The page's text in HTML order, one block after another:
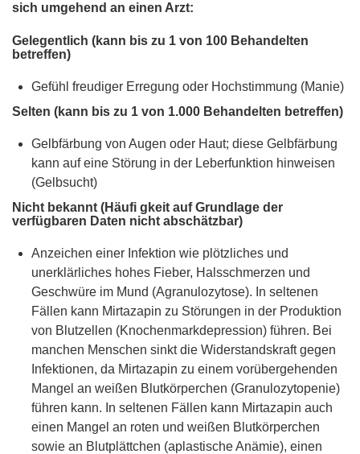
sich umgehend an einen Arzt:
Gelegentlich (kann bis zu 1 von 100 Behandelten
betreffen)
Gefühl freudiger Erregung oder Hochstimmung (Manie)
Selten (kann bis zu 1 von 1.000 Behandelten betreffen)
Gelbfärbung von Augen oder Haut; diese Gelbfärbung
kann auf eine Störung in der Leberfunktion hinweisen
(Gelbsucht)
Nicht bekannt (Häufi gkeit auf Grundlage der
verfügbaren Daten nicht abschätzbar)
Anzeichen einer Infektion wie plötzliches und
unerklärliches hohes Fieber, Halsschmerzen und
Geschwüre im Mund (Agranulozytose). In seltenen
Fällen kann Mirtazapin zu Störungen in der Produktion
von Blutzellen (Knochenmarkdepression) führen. Bei
manchen Menschen sinkt die Widerstandskraft gegen
Infektionen, da Mirtazapin zu einem vorübergehenden
Mangel an weißen Blutkörperchen (Granulozytopenie)
führen kann. In seltenen Fällen kann Mirtazapin auch
einen Mangel an roten und weißen Blutkörperchen
sowie an Blutplättchen (aplastische Anämie), einen